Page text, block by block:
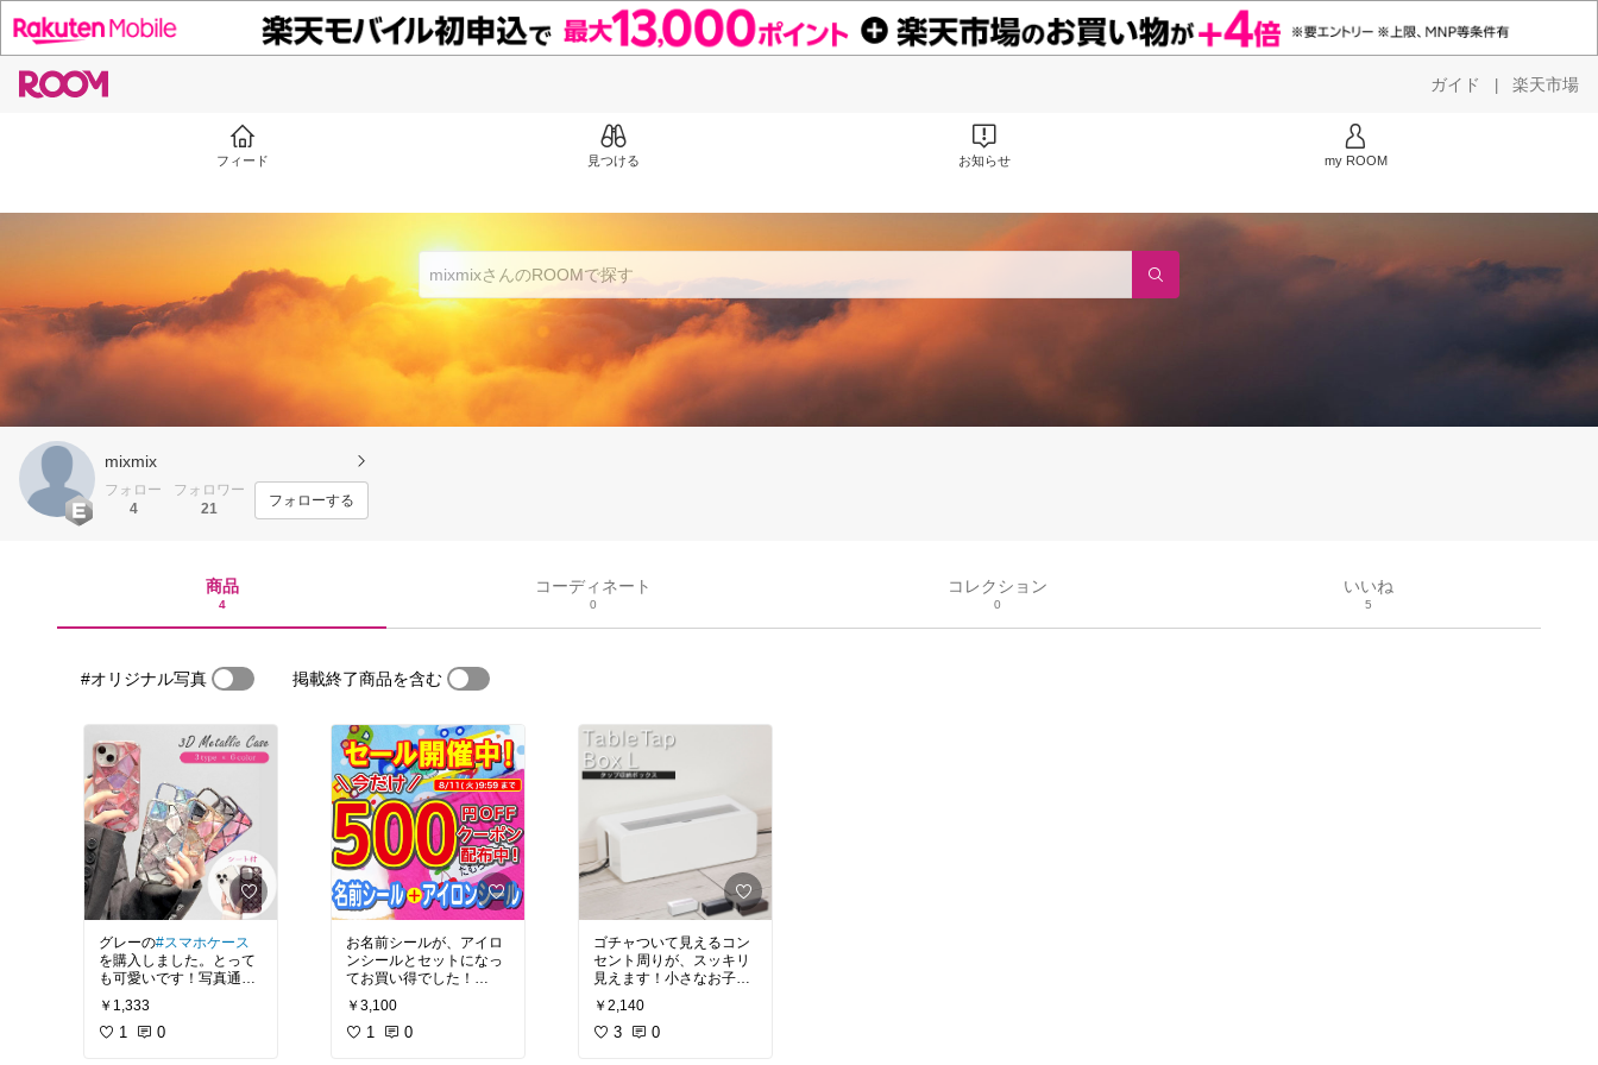
ガイド | 楽天市場
フィード 見つける お知らせ my ROOM
mixmix
フォロー
4
フォロワー
21
フォローする
商品
4
コーディネート
0
コレクション
0
いいね
5
#オリジナル写真 掲載終了商品を含む
グレーの#スマホケース
を購入しました。とって
も可愛いです！写真通り
の色ですが、光の加減
で、グリーンっぽくも、
水色っぽくも見えるか
￥1,333
1 0
お名前シールが、アイロ
ンシールとセットになっ
てお買い得でした！
イラストも可愛いくて、
￥3,100
1 0
ゴチャついて見えるコン
セント周りが、スッキリ
見えます！小さなお子さ
んがいるお家では、イタ
ズラされる心配がないの
で便利ですよ♪
￥2,140
3 0